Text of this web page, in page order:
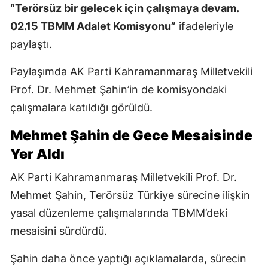
“Terörsüz bir gelecek için çalışmaya devam.
02.15 TBMM Adalet Komisyonu” ifadeleriyle
paylaştı.
Paylaşımda AK Parti Kahramanmaraş Milletvekili
Prof. Dr. Mehmet Şahin’in de komisyondaki
çalışmalara katıldığı görüldü.
Mehmet Şahin de Gece Mesaisinde
Yer Aldı
AK Parti Kahramanmaraş Milletvekili Prof. Dr.
Mehmet Şahin, Terörsüz Türkiye sürecine ilişkin
yasal düzenleme çalışmalarında TBMM’deki
mesaisini sürdürdü.
Şahin daha önce yaptığı açıklamalarda, sürecin